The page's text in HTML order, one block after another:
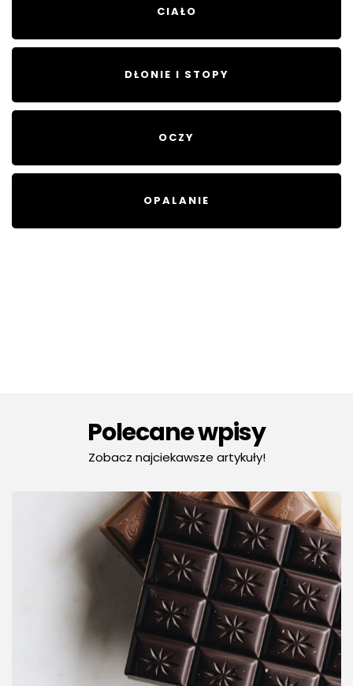
CIAŁO
DŁONIE I STOPY
OCZY
OPALANIE
Polecane wpisy
Zobacz najciekawsze artykuły!